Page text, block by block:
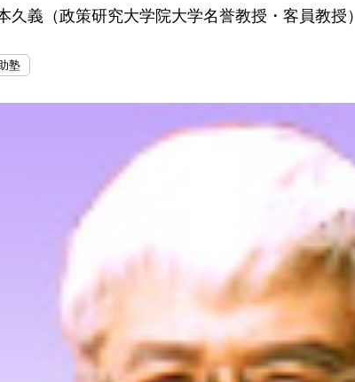
久義（政策研究大学院大学名誉教授・客員教授）
塾